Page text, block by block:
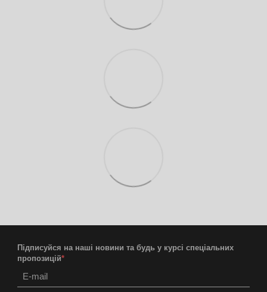
Підписуйся на наші новини та будь у курсі спеціальних
пропозицій*